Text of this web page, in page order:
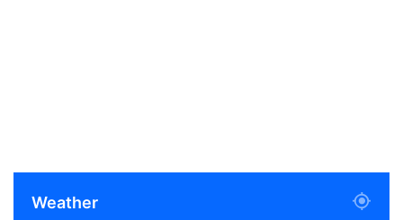
Weather